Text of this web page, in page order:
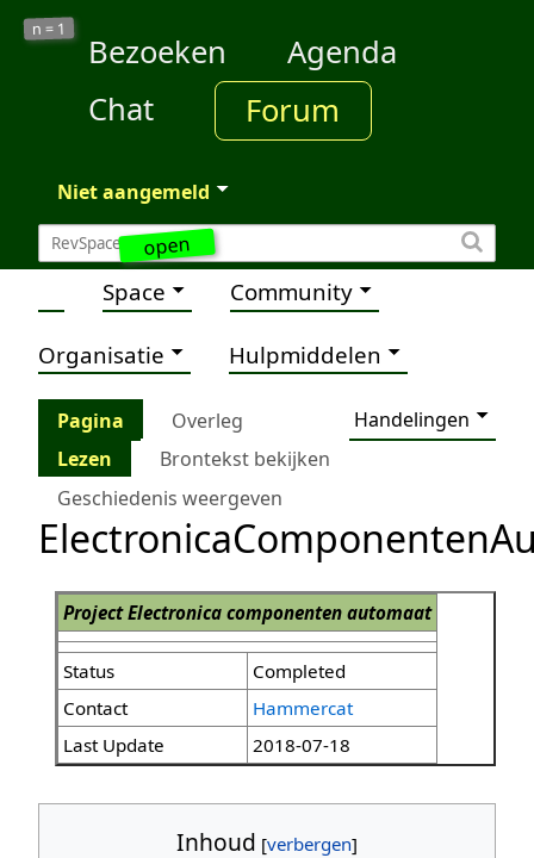
open
n = 1
Bezoeken
Agenda
Chat
Forum
Niet aangemeld
Space Community
Organisatie Hulpmiddelen
Pagina Overleg
Handelingen
Lezen
Brontekst bekijken
Geschiedenis weergeven
Project Electronica componenten automaat
Status
Completed
Contact
Hammercat
Last Update
2018-07-18
Inhoud